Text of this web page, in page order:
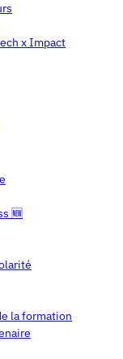
x Impact
🆕
la formation